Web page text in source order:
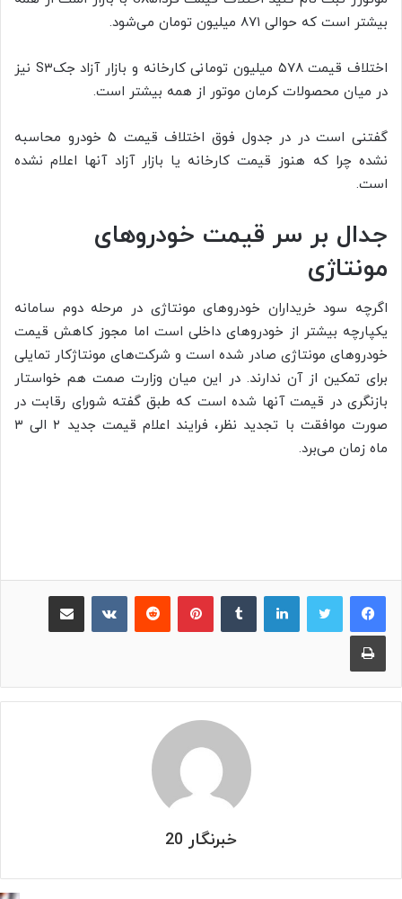
بیشتر است که حوالی ۸۷۱ میلیون تومان می‌شود.
اختلاف قیمت ۵۷۸ میلیون تومانی کارخانه و بازار آزاد جکS۳ نیز
در میان محصولات کرمان موتور از همه بیشتر است.
گفتنی است در در جدول فوق اختلاف قیمت ۵ خودرو محاسبه
نشده چرا که هنوز قیمت کارخانه یا بازار آزاد آنها اعلام نشده
است.
جدال بر سر قیمت خودروهای
مونتاژی
اگرچه سود خریداران خودروهای مونتاژی در مرحله دوم سامانه
یکپارچه بیشتر از خودروهای داخلی است اما مجوز کاهش قیمت
خودروهای مونتاژی صادر شده است و شرکت‌های مونتاژکار تمایلی
برای تمکین از آن ندارند. در این میان وزارت صمت هم خواستار
بازنگری در قیمت آنها شده است که طبق گفته شورای رقابت در
صورت موافقت با تجدید نظر، فرایند اعلام قیمت جدید ۲ الی ۳
ماه زمان می‌برد.
لینکدین پینترست ‫رددیت
چاپ
خبرنگار 20